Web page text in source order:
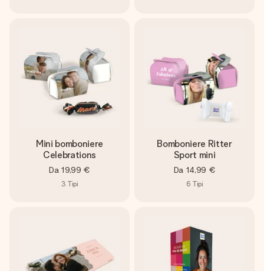
Mini bomboniere
Celebrations
Da 19,99 €
3 Tipi
Bomboniere Ritter
Sport mini
Da 14,99 €
6 Tipi